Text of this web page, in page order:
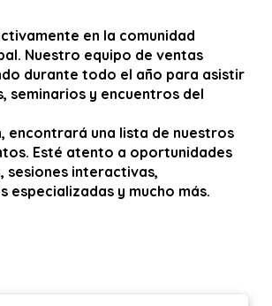
en la comunidad
Nuestro equipo de ventas
durante todo el año para asistir
seminarios y encuentros del
encontrará una lista de nuestros
Esté atento a oportunidades
sesiones interactivas,
especializadas y mucho más.